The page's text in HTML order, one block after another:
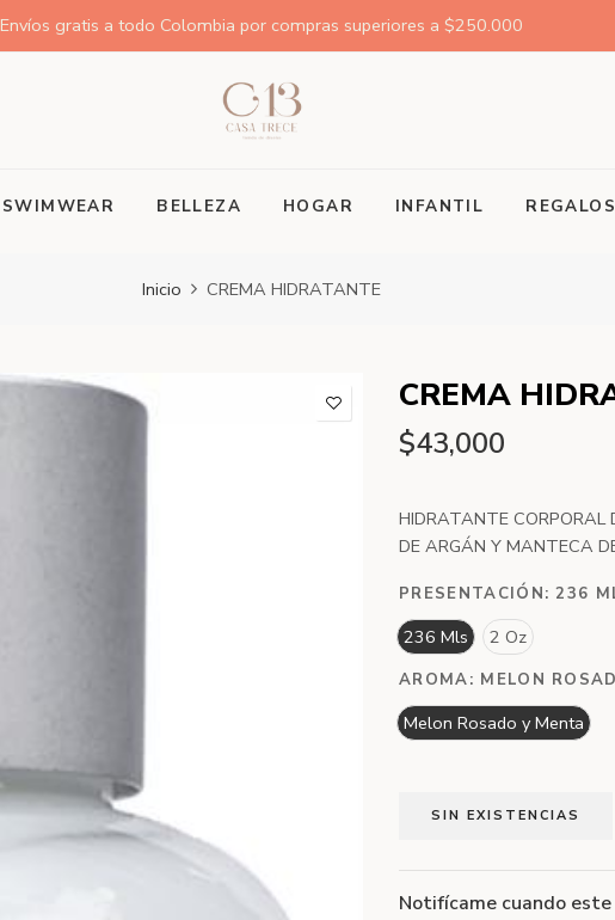
Envíos gratis a todo Colombia por compras superiores a $250.000
SWIMWEAR BELLEZA HOGAR INFANTIL REGALOS
Inicio CREMA HIDRATANTE
CREMA
$43,000
HIDRATANTE CORPORAL
DE ARGÁN Y MANTECA
PRESENTACIÓN:236
236 Mls 2 Oz
AROMA: MELON
Melon Rosado y Menta
SIN EXISTENCIAS
Notifícame cuando